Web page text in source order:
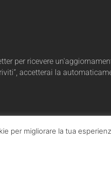
per ricevere
accetterai la
per migliorare la tua